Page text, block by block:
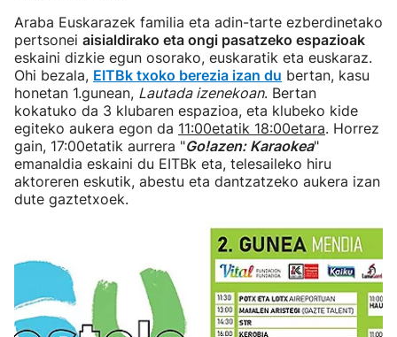
Araba Euskarazek familia eta adin-tarte ezberdinetako
pertsonei aisialdirako eta ongi pasatzeko espazioak
eskaini dizkie egun osorako, euskaratik eta euskaraz.
Ohi bezala, EITBk txoko berezia izan du bertan, kasu
honetan 1.gunean, Lautada izenekoan. Bertan
kokatuko da 3 klubaren espazioa, eta klubeko kide
egiteko aukera egon da 11:00etatik 18:00etara. Horrez
gain, 17:00etatik aurrera "Go!azen: Karaokea"
emanaldia eskaini du EITBk eta, telesaileko hiru
aktoreren eskutik, abestu eta dantzatzeko aukera izan
dute gaztetxoek.